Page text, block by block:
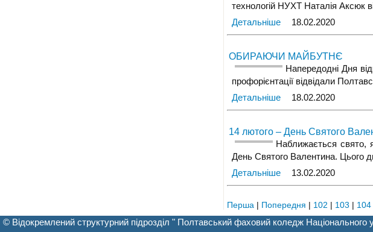
технологій НУХТ Наталія Аксюк
Детальніше
18.02.2020
ОБИРАЮЧИ МАЙБУТНЄ
Напередодні Дня
профорієнтації відвідали
Детальніше
18.02.2020
14 лютого – День Святого
Наближається свято,
День Святого Валентина. Цього
Детальніше
13.02.2020
Перша | Попередня | 102 | 103 | 104
© Відокремлений структурний підрозділ " Полтавський фаховий коледж Національного